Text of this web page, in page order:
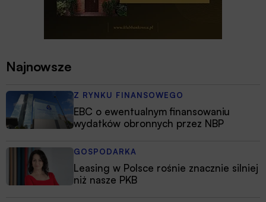
Najnowsze
Z RYNKU FINANSOWEGO
EBC o ewentualnym finansowaniu
wydatków obronnych przez NBP
GOSPODARKA
Leasing w Polsce rośnie znacznie silniej
niż nasze PKB